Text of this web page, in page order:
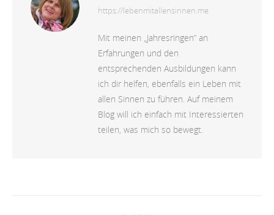
https://lebenmitallensinnen.me
Mit meinen „Jahresringen” an
Erfahrungen und den
entsprechenden Ausbildungen kann
ich dir helfen, ebenfalls ein Leben mit
allen Sinnen zu führen. Auf meinem
Blog will ich einfach mit Interessierten
teilen, was mich so bewegt.
Kommentarnavigation